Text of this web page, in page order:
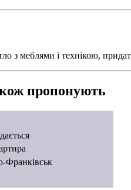
з меблями і технікою,
пропонують
Франківськ